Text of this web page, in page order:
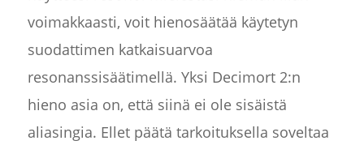
voimakkaasti, voit hienosäätää käytetyn
suodattimen katkaisuarvoa
resonanssisäätimellä. Yksi Decimort 2:n
hieno asia on, että siinä ei ole sisäistä
aliasingia. Ellet päätä tarkoituksella soveltaa